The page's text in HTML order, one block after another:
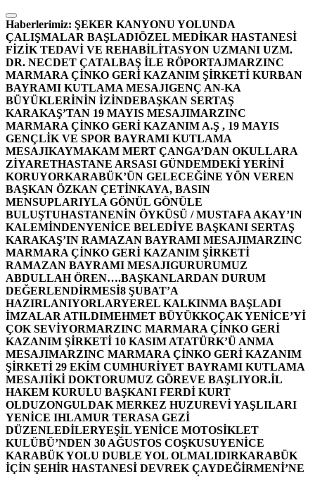
İçeriğe
atla
Haberlerimiz: ŞEKER KANYONU YOLUNDA
ÇALIŞMALAR BAŞLADIÖZEL MEDİKAR HASTANESİ
FİZİK TEDAVİ VE REHABİLİTASYON UZMANI UZM.
DR. NECDET ÇATALBAŞ İLE RÖPORTAJMARZINC
MARMARA ÇİNKO GERİ KAZANIM ŞİRKETİ KURBAN
BAYRAMI KUTLAMA MESAJIGENÇ AN-KA
BÜYÜKLERİNİN İZİNDEBAŞKAN SERTAŞ
KARAKAŞ’TAN 19 MAYIS MESAJIMARZINC
MARMARA ÇİNKO GERİ KAZANIM A.Ş , 19 MAYIS
GENÇLİK VE SPOR BAYRAMI KUTLAMA
MESAJIKAYMAKAM MERT ÇANGA’DAN OKULLARA
ZİYARETHASTANE ARSASI GÜNDEMDEKİ YERİNİ
KORUYORKARABÜK’ÜN GELECEĞİNE YÖN VEREN
BAŞKAN ÖZKAN ÇETİNKAYA, BASIN
MENSUPLARIYLA GÖNÜL GÖNÜLE
BULUŞTUHASTANENİN ÖYKÜSÜ / MUSTAFA AKAY’IN
KALEMİNDENYENİCE BELEDİYE BAŞKANI SERTAŞ
KARAKAŞ’IN RAMAZAN BAYRAMI MESAJIMARZINC
MARMARA ÇİNKO GERİ KAZANIM ŞİRKETİ
RAMAZAN BAYRAMI MESAJIGURURUMUZ
ABDULLAH ÖREN….BAŞKANLARDAN DURUM
DEĞERLENDİRMESİ8 ŞUBAT’A
HAZIRLANIYORLARYEREL KALKINMA BAŞLADI
İMZALAR ATILDIMEHMET BÜYÜKKOÇAK YENİCE’Yİ
ÇOK SEVİYORMARZINC MARMARA ÇİNKO GERİ
KAZANIM ŞİRKETİ 10 KASIM ATATÜRK’Ü ANMA
MESAJIMARZINC MARMARA ÇİNKO GERİ KAZANIM
ŞİRKETİ 29 EKİM CUMHURİYET BAYRAMI KUTLAMA
MESAJIİKİ DOKTORUMUZ GÖREVE BAŞLIYOR.İL
HAKEM KURULU BAŞKANI FERDİ KURT
OLDUZONGULDAK MERKEZ HUZUREVİ YAŞLILARI
YENİCE IHLAMUR TERASA GEZİ
DÜZENLEDİLERYEŞİL YENİCE MOTOSİKLET
KULÜBÜ’NDEN 30 AĞUSTOS COŞKUSUYENİCE
KARABÜK YOLU DUBLE YOL OLMALIDIRKARABÜK
İÇİN ŞEHİR HASTANESİ DEVREK ÇAYDEĞİRMENİ’NE